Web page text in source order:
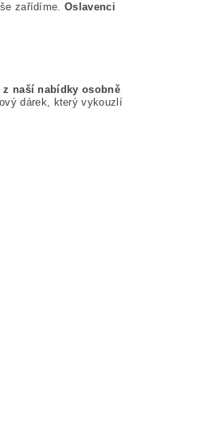
zařídíme.Oslavenci
naší nabídky osobně
dárek, který vykouzlí